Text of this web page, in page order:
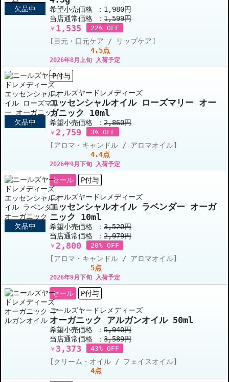
欠品中 希望小売価格 ： 1,980円
当店通常価格 ： 1,599円
￥ 1,535 22% OFF
[目元・口元ケア / リップケア]
4.5点
2026年8月上旬 入荷予定
欠品中
P付与
ニールズヤードレメディーズ
エッセンシャルオイル ローズマリー オー
ガニック 10ml
希望小売価格 ： 2,860円
￥ 2,759 3% OFF
[アロマ・キャンドル / アロマオイル]
4.4点
2026年9月下旬 入荷予定
欠品中
セール P付与
ニールズヤードレメディーズ
エッセンシャルオイル ラベンダー オーガ
ニック 10ml
希望小売価格 ： 3,520円
当店通常価格 ： 2,979円
￥ 2,800 20% OFF
[アロマ・キャンドル / アロマオイル]
5点
2026年9月下旬 入荷予定
セール P付与
ニールズヤードレメディーズ
オーガニック アルガンオイル 50ml
希望小売価格 ： 5,940円
当店通常価格 ： 3,589円
￥ 3,373 43% OFF
[クリーム・オイル / フェイスオイル]
4点